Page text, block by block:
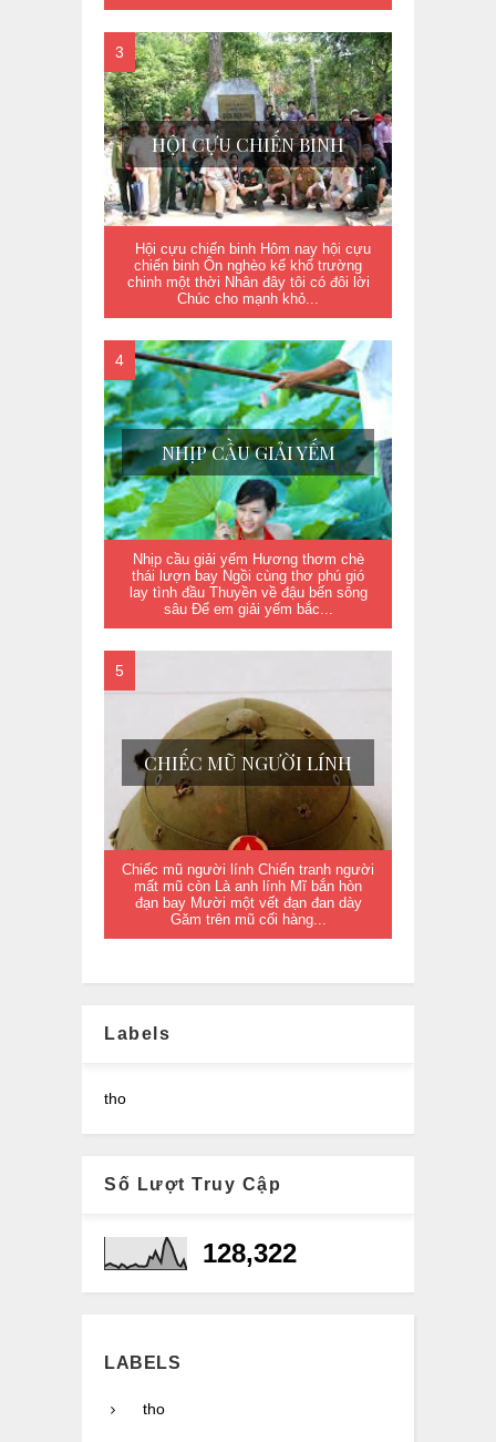
HỘI CỰU CHIẾN BINH
Hội cựu chiến binh Hôm nay hội cựu
chiến binh Ôn nghèo kể khổ trường
chinh một thời Nhân đây tôi có đôi lời
Chúc cho mạnh khỏ...
NHỊP CẦU GIẢI YẾM
Nhịp cầu giải yếm Hương thơm chè
thái lượn bay Ngồi cùng thơ phú gió
lay tình đầu Thuyền về đậu bến sông
sâu Để em giải yếm bắc...
CHIẾC MŨ NGƯỜI LÍNH
Chiếc mũ người lính Chiến tranh người
mất mũ còn Là anh lính Mĩ bắn hòn
đạn bay Mười một vết đạn đan dày
Găm trên mũ cối hàng...
Labels
tho
Số Lượt Truy Cập
128,322
LABELS
tho